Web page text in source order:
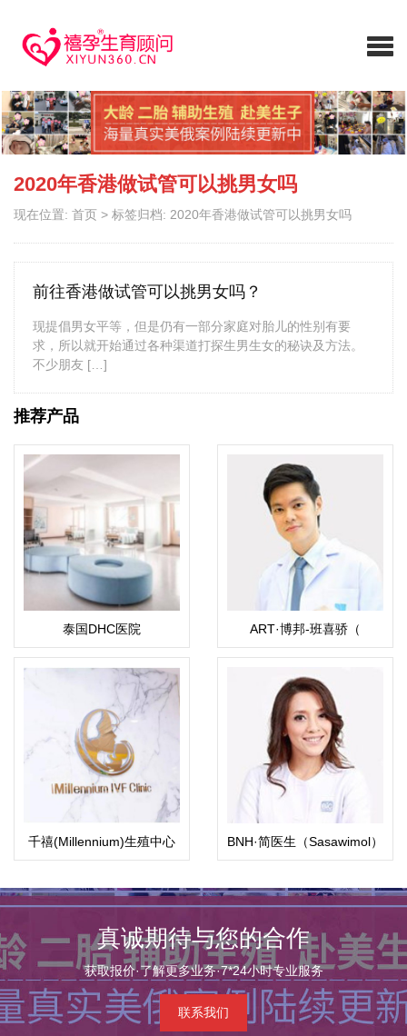
2020年香港做试管可以挑男女吗
现在位置: 首页 > 标签归档: 2020年香港做试管可以挑男女吗
前往香港做试管可以挑男女吗？
现提倡男女平等，但是仍有一部分家庭对胎儿的性别有要
求，所以就开始通过各种渠道打探生男生女的秘诀及方法。
不少朋友 […]
推荐产品
泰国DHC医院
ART·博邦-班喜骄（
Pokpong Pansrikaew）
千禧(Millennium)生殖中心 BNH·简医生（Sasawimol）
真诚期待与您的合作
获取报价·了解更多业务·7*24小时专业服务
联系我们